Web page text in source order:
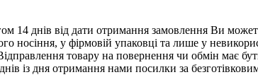
14 днів від дати отримання замовлення Ви
носіння, у фірмовій упаковці та лише у
товару на повернення чи обмін має
із дня отримання нами посилки за